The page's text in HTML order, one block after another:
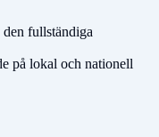
fullständiga
på lokal och nationell